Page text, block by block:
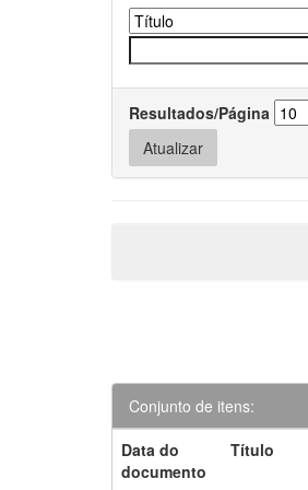
Resultados/Página
Conjunto de itens:
Data do
documento
Título